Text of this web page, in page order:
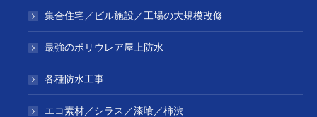
集合住宅／ビル施設／工場の大規模改修
最強のポリウレア屋上防水
各種防水工事
エコ素材／シラス／漆喰／柿渋